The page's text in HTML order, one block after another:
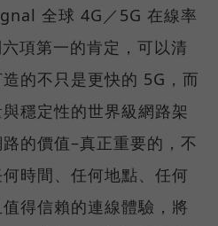
全球 4G／5G 在線率
項第一的肯定，可以清
的不只是更快的 5G，而
穩定性的世界級網路架
的價值–真正重要的，不
時間、任何地點、任何
得信賴的連線體驗，將